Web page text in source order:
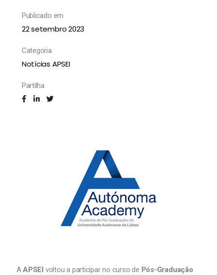
Publicado em
22 setembro 2023
Categoria
Notícias APSEI
Partilha
AAPSEI voltou a participar no curso de Pós-Graduação